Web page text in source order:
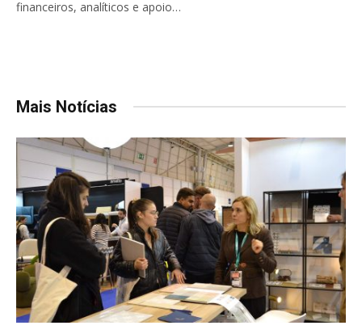
financeiros, analíticos e apoio…
Mais Notícias